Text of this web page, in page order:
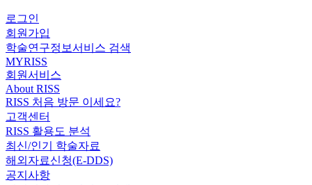
로그인
회원가입
학술연구정보서비스 검색
MYRISS
회원서비스
About RISS
RISS 처음 방문 이세요?
고객센터
RISS 활용도 분석
최신/인기 학술자료
해외자료신청(E-DDS)
공지사항